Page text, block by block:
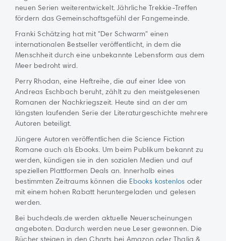
neuen Serien weiterentwickelt. Jährliche Trekkie-Treffen
fördern das Gemeinschaftsgefühl der Fangemeinde.
Franki Schätzing hat mit "Der Schwarm" einen
internationalen Bestseller veröffentlicht, in dem die
Menschheit durch eine unbekannte Lebensform aus dem
Meer bedroht wird.
Perry Rhodan, eine Heftreihe, die auf einer Idee von
Andreas Eschbach beruht, zählt zu den meistgelesenen
Romanen der Nachkriegszeit. Heute sind an der am
längsten laufenden Serie der Literaturgeschichte mehrere
Autoren beteiligt.
Jüngere Autoren veröffentlichen die Science Fiction
Romane auch als Ebooks. Um beim Publikum bekannt zu
werden, kündigen sie in den sozialen Medien und auf
speziellen Plattformen Deals an. Innerhalb eines
bestimmten Zeitraums können die Ebooks kostenlos oder
mit einem hohen Rabatt heruntergeladen und gelesen
werden.
Bei buchdeals.de werden aktuelle Neuerscheinungen
angeboten. Dadurch werden neue Leser gewonnen. Die
Bücher steigen in den Charts bei Amazon oder Thalia &